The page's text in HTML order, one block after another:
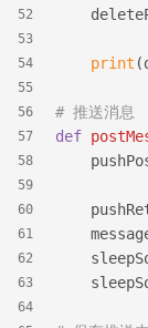
52
53
54
55
56
57
58
59
60
61
62
63
64
print
# 推送消息
def